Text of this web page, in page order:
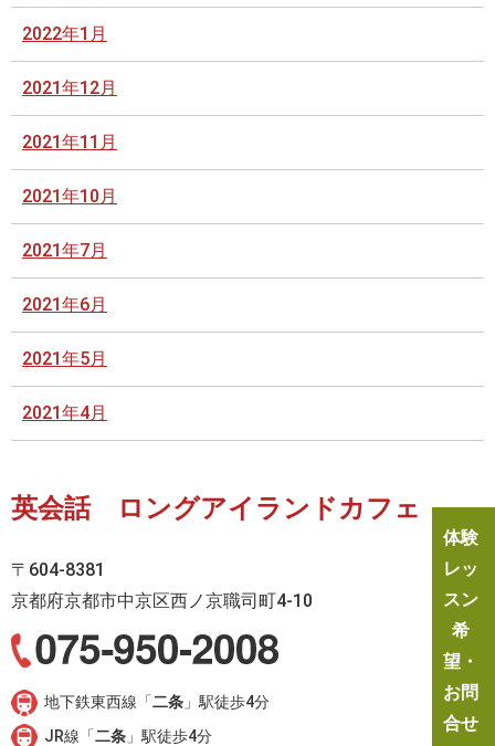
2022年1月
2021年12月
2021年11月
2021年10月
2021年7月
2021年6月
2021年5月
2021年4月
英会話 ロングアイランドカフェ
〒604-8381
京都府京都市中京区西ノ京職司町4-10
地下鉄東西線「二条 」駅徒歩4分
JR線「二条 」駅徒歩4分
体験
レッ
スン
希
望・
お問
合せ